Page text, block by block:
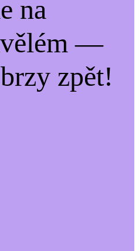
na
—
zpět!